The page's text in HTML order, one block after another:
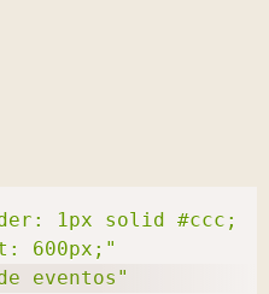
1px solid #ccc;
600px;"
eventos"